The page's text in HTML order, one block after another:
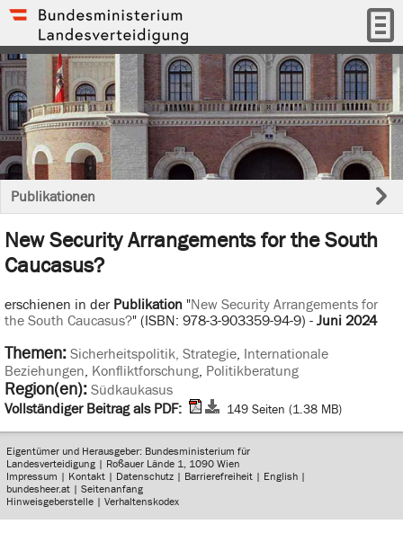
Publikationen
New Security Arrangements for the South
Caucasus?
erschienen in der Publikation"New Security Arrangements for
the South Caucasus?" (ISBN: 978-3-903359-94-9) - Juni 2024
Themen: Sicherheitspolitik, Strategie, Internationale
Beziehungen, Konfliktforschung, Politikberatung
Region(en): Südkaukasus
Vollständiger Beitrag als PDF:
149 Seiten (1.38 MB)
Eigentümer und Herausgeber: Bundesministerium für
Landesverteidigung | Roßauer Lände 1, 1090 Wien
Impressum | Kontakt | Datenschutz | Barrierefreiheit | English |
bundesheer.at |Seitenanfang
Hinweisgeberstelle |Verhaltenskodex